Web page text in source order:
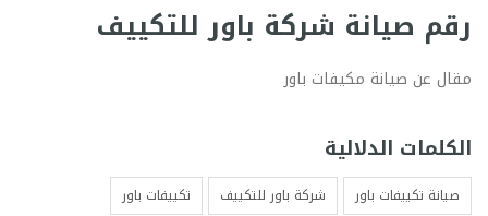
رقم صيانة شركة باور للتكييف
مقال عن صيانة مكيفات باور
الكلمات الدلالية
صيانة تكييفات باور شركة باور للتكييف
تكييفات باور